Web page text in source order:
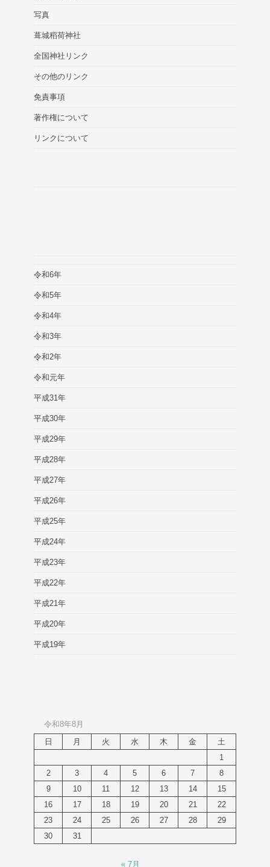
写真
葺城稻荷神社
全国神社リンク
その他のリンク
免責事項
著作権について
リンクについて
令和6年
令和5年
令和4年
令和3年
令和2年
令和元年
平成31年
平成30年
平成29年
平成28年
平成27年
平成26年
平成25年
平成24年
平成23年
平成22年
平成21年
平成20年
平成19年
令和8年8月
日
月 火 水 木 金
土
1
2
3 4 5 6 7
8
9
10 11 12 13 14
15
16
17 18 19 20 21
22
23
24 25 26 27 28
29
30
31
« 7月